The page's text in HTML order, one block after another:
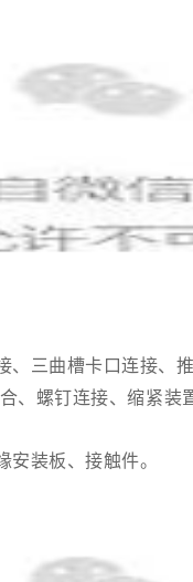
、三曲槽卡口连接、
、螺钉连接、缩紧装
安装板、接触件。